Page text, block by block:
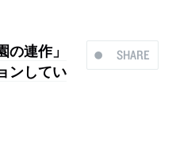
SHARE
連作」
ンしてい